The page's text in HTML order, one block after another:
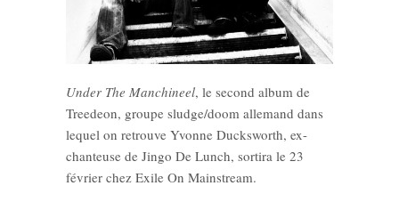
Under The Manchineel, le second album de
Treedeon, groupe sludge/doom allemand dans
lequel on retrouve Yvonne Ducksworth, ex-
chanteuse de Jingo De Lunch, sortira le 23
février chez Exile On Mainstream.